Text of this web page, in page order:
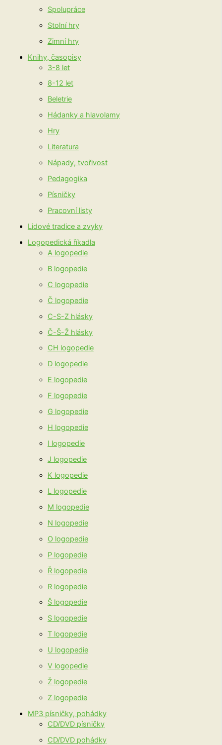
Spolupráce
Stolní hry
Zimní hry
Knihy, časopisy
3-8 let
8-12 let
Beletrie
Hádanky a hlavolamy
Hry
Literatura
Nápady, tvořivost
Pedagogika
Písničky
Pracovní listy
Lidové tradice a zvyky
Logopedická říkadla
A logopedie
B logopedie
C logopedie
Č logopedie
C-S-Z hlásky
Č-Š-Ž hlásky
CH logopedie
D logopedie
E logopedie
F logopedie
G logopedie
H logopedie
I logopedie
J logopedie
K logopedie
L logopedie
M logopedie
N logopedie
O logopedie
P logopedie
Ř logopedie
R logopedie
Š logopedie
S logopedie
T logopedie
U logopedie
V logopedie
Ž logopedie
Z logopedie
MP3 písničky, pohádky
CD/DVD písničky
CD/DVD pohádky